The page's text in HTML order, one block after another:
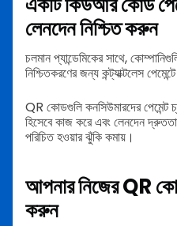
লেনদেন নিশ্চিত করুন
চলমান প্যান্ডেমিকের সাথে,
নিশ্চিতকরণের জন্য কন্ট্যাক্টলেস
QR কোডগুলি কনসিউমারদের
হিসেবে কাজ করে এবং লেনদেন
পরিচিত হওয়ার ঝুঁকি কমায়।
আপনার নিজের QR
করুন